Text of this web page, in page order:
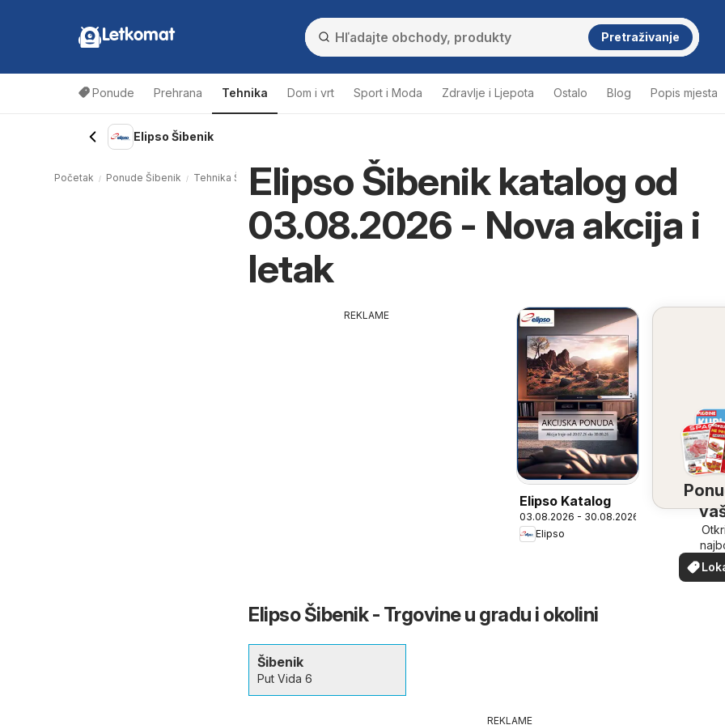
Letkomat Pretraživanje
Ponude Prehrana Tehnika Dom i vrt Sport i Moda Zdravlje i Ljepota Ostalo Blog Popis mjesta
Elipso Šibenik
Elipso Šibenik katalog od
03.08.2026 - Nova akcija i
letak
REKLAME
Elipso Katalog
03.08.2026 - 30.08.2026
Elipso
vašoj
Elipso Šibenik - Trgovine u gradu i okolini
Šibenik
Put Vida 6
REKLAME
Početak Ponude Šibenik Tehnika Šibenik Elipso Šibenik